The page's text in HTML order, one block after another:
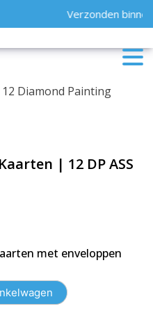
Verzonden
Diamond Painting
| 12 DP ASS
met enveloppen